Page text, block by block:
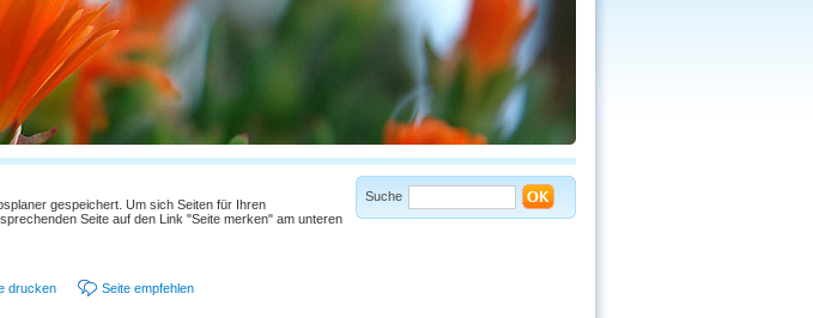
gespeichert. Um sich Seiten für Ihren
Seite auf den Link "Seite merken" am unteren
Suche
drucken Seite empfehlen